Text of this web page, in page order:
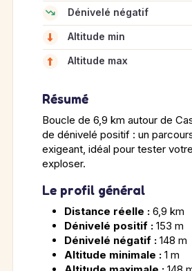
Dénivelé négatif
Altitude min
Altitude max
Résumé
Boucle de 6,9 km autour de
de dénivelé positif : un
exigeant, idéal pour tester
exploser.
Le profil général
Distance réelle : 6,9 km
Dénivelé positif : 153 m
Dénivelé négatif : 148 m
Altitude minimale : 1 m